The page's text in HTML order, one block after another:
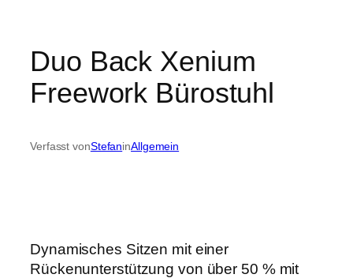
Duo Back Xenium
Freework Bürostuhl
Verfasst vonStefaninAllgemein
Dynamisches Sitzen mit einer
Rückenunterstützung von über 50 % mit